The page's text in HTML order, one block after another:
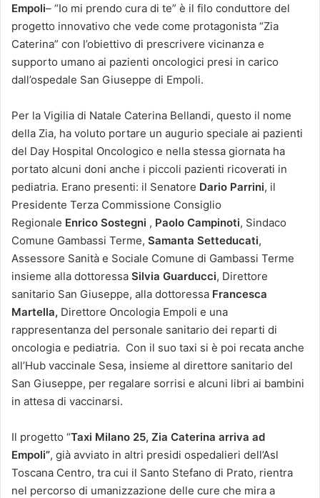
Empoli– “Io mi prendo cura di te” è il filo conduttore del
progetto innovativo che vede come protagonista “Zia
Caterina” con l’obiettivo di prescrivere vicinanza e
supporto umano ai pazienti oncologici presi in carico
dall’ospedale San Giuseppe di Empoli.
Per la Vigilia di Natale Caterina Bellandi, questo il nome
della Zia, ha voluto portare un augurio speciale ai pazienti
del Day Hospital Oncologico e nella stessa giornata ha
portato alcuni doni anche i piccoli pazienti ricoverati in
pediatria. Erano presenti: il Senatore Dario Parrini, il
Presidente Terza Commissione Consiglio
Regionale Enrico Sostegni , Paolo Campinoti, Sindaco
Comune Gambassi Terme, Samanta Setteducati,
Assessore Sanità e Sociale Comune di Gambassi Terme
insieme alla dottoressa Silvia Guarducci, Direttore
sanitario San Giuseppe, alla dottoressa Francesca
Martella, Direttore Oncologia Empoli e una
rappresentanza del personale sanitario dei reparti di
oncologia e pediatria. Con il suo taxi si è poi recata anche
all’Hub vaccinale Sesa, insieme al direttore sanitario del
San Giuseppe, per regalare sorrisi e alcuni libri ai bambini
in attesa di vaccinarsi.
Il progetto “Taxi Milano 25, Zia Caterina arriva ad
Empoli”, già avviato in altri presidi ospedalieri dell’Asl
Toscana Centro, tra cui il Santo Stefano di Prato, rientra
nel percorso di umanizzazione delle cure che mira a